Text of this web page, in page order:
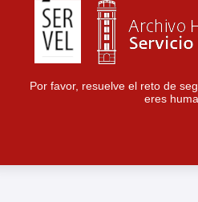
Por favor, resuelve el reto de
eres